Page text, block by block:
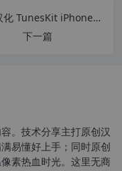
独家汉化 TunesKit iPhone Unlocker v2.3.0.15 苹果设备解锁工具 iPhone锁屏密码解锁工具
下一篇
。技术分享主打原创汉
易懂好上手；同时原创
素热血时光。这里无商